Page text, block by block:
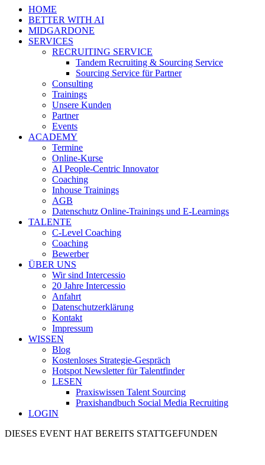
HOME
BETTER WITH AI
MIDGARDONE
SERVICES
RECRUITING SERVICE
Tandem Recruiting & Sourcing Service
Sourcing Service für Partner
Consulting
Trainings
Unsere Kunden
Partner
Events
ACADEMY
Termine
Online-Kurse
AI People-Centric Innovator
Coaching
Inhouse Trainings
AGB
Datenschutz Online-Trainings und E-Learnings
TALENTE
C-Level Coaching
Coaching
Bewerber
ÜBER UNS
Wir sind Intercessio
20 Jahre Intercessio
Anfahrt
Datenschutzerklärung
Kontakt
Impressum
WISSEN
Blog
Kostenloses Strategie-Gespräch
Hotspot Newsletter für Talentfinder
LESEN
Praxiswissen Talent Sourcing
Praxishandbuch Social Media Recruiting
LOGIN
DIESES EVENT HAT BEREITS STATTGEFUNDEN